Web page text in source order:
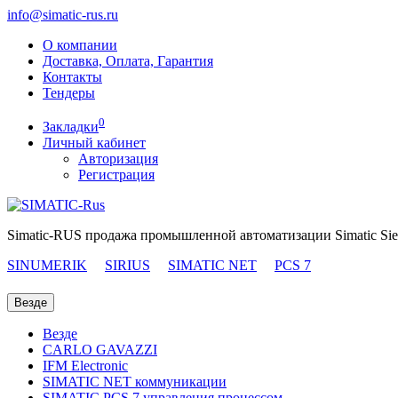
info@simatic-rus.ru
О компании
Доставка, Оплата, Гарантия
Контакты
Тендеры
Закладки0
Личный кабинет
Авторизация
Регистрация
Simatic-RUS продажа промышленной автоматизации Simatic
SINUMERIK
SIRIUS SIMATIC NET PCS 7
Везде
Везде
CARLO GAVAZZI
IFM Electronic
SIMATIC NET коммуникации